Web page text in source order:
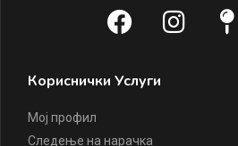
Кориснички Услуги
Мој профил
Следење на нарачка